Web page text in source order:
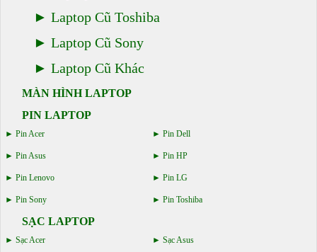
Laptop Cũ Toshiba
Laptop Cũ Sony
Laptop Cũ Khác
MÀN HÌNH LAPTOP
PIN LAPTOP
Pin Acer Pin Dell
Pin Asus Pin HP
Pin Lenovo Pin LG
Pin Sony Pin Toshiba
SẠC LAPTOP
Sạc Acer Sạc Asus